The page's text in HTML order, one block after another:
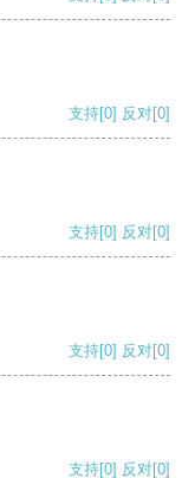
支持[0] 反对[0]
支持[0] 反对[0]
支持[0] 反对[0]
支持[0] 反对[0]